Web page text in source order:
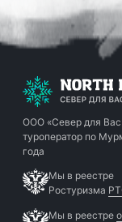
ООО «Север для
туроператор по
года
Мы в реестре
Ростуризма
Мы в реестре